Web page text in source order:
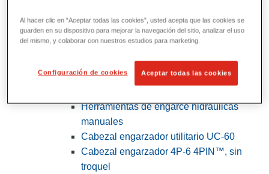
Herramientas de servicios públicos y de
View All Herramientas de servicios
Herramientas de engarce hidráulicas
manuales
Cabezal engarzador utilitario UC-60
Cabezal engarzador 4P-6 4PIN™, sin
troquel
Al hacer clic en “Aceptar todas las cookies”, usted acepta que las cookies se
guarden en su dispositivo para mejorar la navegación del sitio, analizar el uso
del mismo, y colaborar con nuestros estudios para marketing.
Configuración de cookies Aceptar todas las cookies